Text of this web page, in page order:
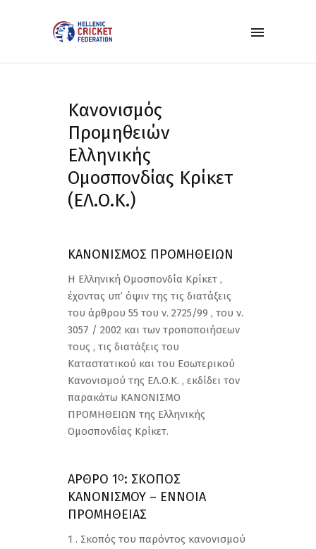
Κανονισμός
Προμηθειών
Ελληνικής
Ομοσπονδίας Κρίκετ
(ΕΛ.Ο.Κ.)
ΚΑΝΟΝΙΣΜΟΣ ΠΡΟΜΗΘΕΙΩΝ
Η Ελληνική Ομοσπονδία Κρίκετ ,
έχοντας υπ’ όψιν της τις διατάξεις
του άρθρου 55 του ν. 2725/99 , του ν.
3057 / 2002 και των τροποποιήσεων
τους , τις διατάξεις του
Καταστατικού και του Εσωτερικού
Κανονισμού της ΕΛ.Ο.Κ. , εκδίδει τον
παρακάτω ΚΑΝΟΝΙΣΜΟ
ΠΡΟΜΗΘΕΙΩΝ της Ελληνικής
Ομοσπονδίας Κρίκετ.
ΑΡΘΡΟ 1Ο: ΣΚΟΠΟΣ
ΚΑΝΟΝΙΣΜΟΥ – ΕΝΝΟΙΑ
ΠΡΟΜΗΘΕΙΑΣ
1 . Σκοπός του παρόντος κανονισμού